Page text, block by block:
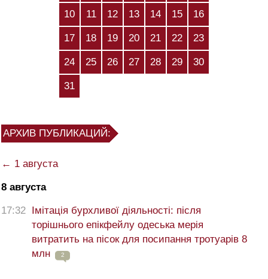
10 11 12 13 14 15 16
17 18 19 20 21 22 23
24 25 26 27 28 29 30
31
АРХИВ ПУБЛИКАЦИЙ:
← 1 августа
8 августа
17:32
Імітація бурхливої діяльності: після
торішнього епікфейлу одеська мерія
витратить на пісок для посипання тротуарів 8
млн
2